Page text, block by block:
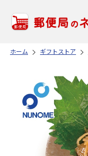
ホーム ギフトストア